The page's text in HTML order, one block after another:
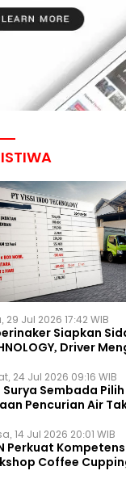
29 Jul 2026 17:42 WIB
Siapkan
Driver
24 Jul 2026 09:16 WIB
Surya Sembada
Pencurian Air
14 Jul 2026 20:01 WIB
Perkuat
Coffee